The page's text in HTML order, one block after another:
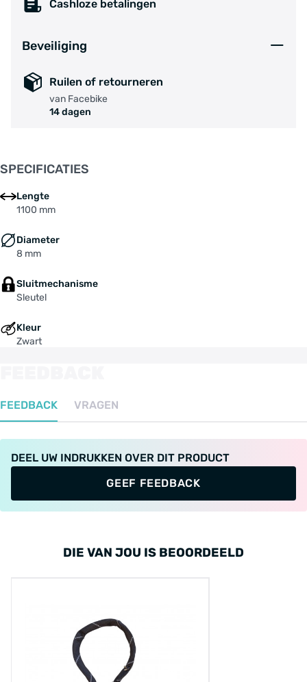
Cashloze betalingen
Beveiliging
Ruilen of retourneren
van Facebike
14 dagen
SPECIFICATIES
Lengte
1100 mm
Diameter
8 mm
Sluitmechanisme
Sleutel
Kleur
Zwart
FEEDBACK VRAGEN
DEEL UW INDRUKKEN OVER DIT PRODUCT
GEEF FEEDBACK
DIE VAN JOU IS BEOORDEELD